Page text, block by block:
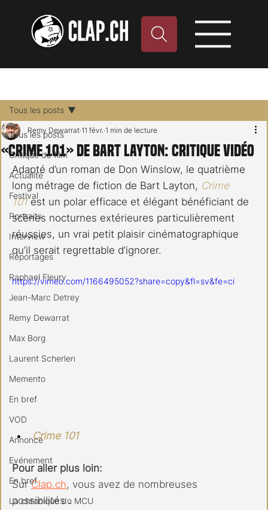
Tous les posts
Critique de film
Actualité
Festival
Portraits
Interview
Reportages
Raphael Fleury
Jean-Marc Detrey
Remy Dewarrat
Max Borg
Laurent Scherlen
Memento
En bref
VOD
Annonce
Evénement
En bref
La chronique du MCU
Tous les posts
«Crime 101» de Bart Layton: critique vidéo
Remy Dewarrat 11 févr. 1 min de lecture
Adapté d’un roman de Don Winslow, le quatrième
long métrage de fiction de Bart Layton, Crime
101 est un polar efficace et élégant bénéficiant de
scènes nocturnes extérieures particulièrement
réussies, un vrai petit plaisir cinématographique
qu’il serait regrettable d’ignorer.
https://vimeo.com/1166495052?share=copy&fl=sv&fe=ci
Crime 101
Pour aller plus loin:
Sur Clap.ch, vous avez de nombreuses
possibilités :